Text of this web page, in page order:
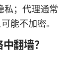
私；代理通常
能不加密。
翻墙？